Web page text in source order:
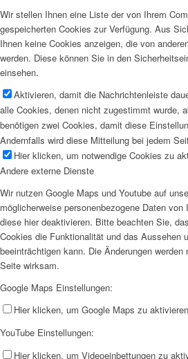
Wir stellen Ihnen eine Liste der von Ihrem
gespeicherten Cookies zur Verfügung. Aus
Ihnen keine Cookies anzeigen, die von
werden. Diese können Sie in den
einsehen.
Aktivieren, damit die Nachrichtenleiste
alle Cookies, denen nicht zugestimmt wurde,
benötigen zwei Cookies, damit diese
Andernfalls wird diese Mitteilung bei jedem
Hier klicken, um notwendige Cookies zu
Andere externe Dienste
Wir nutzen Google Maps und Youtube auf
möglicherweise personenbezogene Daten
diese hier deaktivieren. Bitte beachten Sie,
Cookies die Funktionalität und das Aussehen
beeinträchtigen kann. Die Änderungen werden
Seite wirksam.
Google Maps Einstellungen:
Hier klicken, um Google Maps zu
YouTube Einstellungen:
Hier klicken, um Videoeinbettungen zu